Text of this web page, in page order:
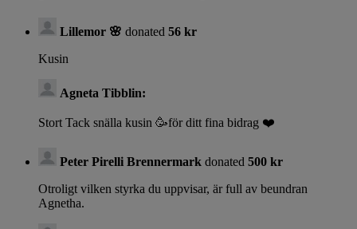
Lillemor 🌸 donated 56 kr
Kusin
Agneta Tibblin:
Stort Tack snälla kusin 🥳för ditt fina bidrag ❤️
Peter Pirelli Brennermark donated 500 kr
Otroligt vilken styrka du uppvisar, är full av beundran
Agnetha.